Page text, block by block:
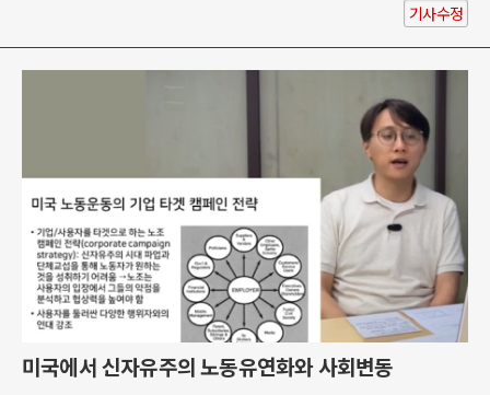
기사수정
미국에서 신자유주의 노동유연화와 사회변동